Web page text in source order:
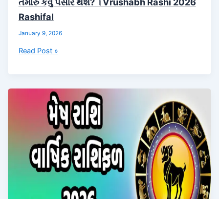
Rashifal
January 9, 2026
વૃષભ
તમારું
પસાર
Read Post »